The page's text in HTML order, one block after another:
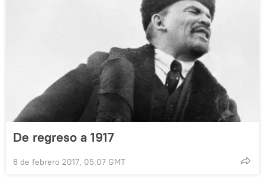
De regreso a 1917
8 de febrero 2017, 05:07 GMT